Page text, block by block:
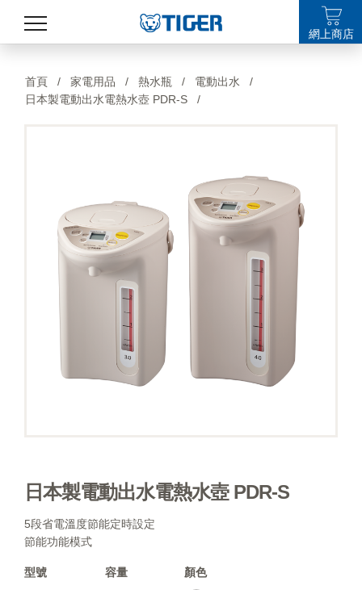
最新消息
關於我們
網上商店
首頁 / 家電用品 / 熱水瓶 / 電動出水
/
日本製電動出水電熱水壺 PDR-S
/
日本製電動出水電熱水壺 PDR-S
5段省電溫度節能定時設定
節能功能模式
型號 容量
顏色